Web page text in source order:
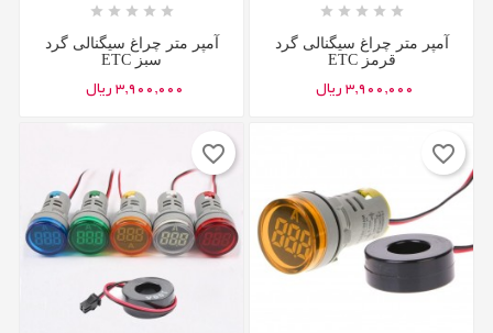
    
آمپر متر چراغ سیگنالی گرد
قرمز ETC
3,900,000 ریال
    
آمپر متر چراغ سیگنالی گرد
سبز ETC
3,900,000 ریال
favorite_border
favorite_border